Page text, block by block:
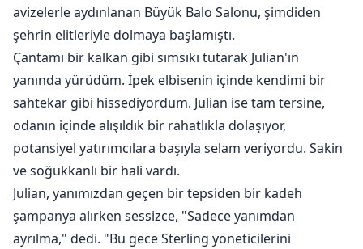
avizelerle aydınlanan Büyük Balo Salonu, şimdiden
şehrin elitleriyle dolmaya başlamıştı.
Çantamı bir kalkan gibi sımsıkı tutarak Julian'ın
yanında yürüdüm. İpek elbisenin içinde kendimi bir
sahtekar gibi hissediyordum. Julian ise tam tersine,
odanın içinde alışıldık bir rahatlıkla dolaşıyor,
potansiyel yatırımcılara başıyla selam veriyordu. Sakin
ve soğukkanlı bir hali vardı.
Julian, yanımızdan geçen bir tepsiden bir kadeh
şampanya alırken sessizce, "Sadece yanımdan
ayrılma," dedi. "Bu gece Sterling yöneticilerini